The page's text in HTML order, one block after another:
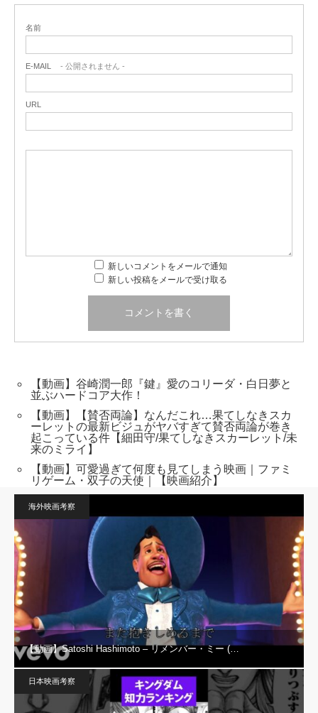
名前
E-MAIL - 公開されません -
URL
新しいコメントをメールで通知
新しい投稿をメールで受け取る
【動画】谷崎潤一郎『鍵』愛のコリーダ・白日夢と
並ぶハードコア大作！
【動画】【賛否両論】なんだこれ…果てしなきスカ
ーレットの最新ビジュがヤバすぎて賛否両論が巻き
起こっている件【細田守/果てしなきスカーレット/未
来のミライ】
【動画】可愛過ぎて何度も見てしまう映画｜ファミ
リゲーム・双子の天使｜【映画紹介】
海外映画考察
【動画】Satoshi Hashimoto – リメンバー・ミー (…
日本映画考察